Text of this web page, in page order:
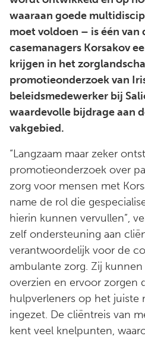
waaraan goede
moet voldoen – is één van
casemanagers Korsakov
krijgen in het
promotieonderzoek van
beleidsmedewerker bij
waardevolle bijdrage aan
vakgebied.
“Langzaam maar zeker
promotieonderzoek over
zorg voor mensen met
name de rol die
hierin kunnen vervullen”,
zelf ondersteuning aan
verantwoordelijk voor de
ambulante zorg. Zij
overzien en ervoor zorgen
hulpverleners op het juiste
ingezet. De cliëntreis van
kent veel knelpunten,